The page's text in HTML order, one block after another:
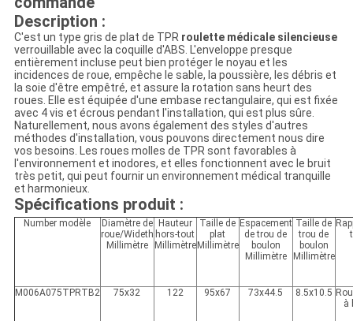
Description :
C'est un type gris de plat de TPR roulette médicale silencieuse
verrouillable avec la coquille d'ABS. L'enveloppe presque
entièrement incluse peut bien protéger le noyau et les
incidences de roue, empêche le sable, la poussière, les débris et
la soie d'être empêtré, et assure la rotation sans heurt des
roues. Elle est équipée d'une embase rectangulaire, qui est fixée
avec 4 vis et écrous pendant l'installation, qui est plus sûre.
Naturellement, nous avons également des styles d'autres
méthodes d'installation, vous pouvons directement nous dire
vos besoins. Les roues molles de TPR sont favorables à
l'environnement et inodores, et elles fonctionnent avec le bruit
très petit, qui peut fournir un environnement médical tranquille
et harmonieux.
Spécifications produit :
Number modèle
Diamètre de
roue/Wideth
Millimètre
Hauteur
hors-tout
Millimètre
Taille de
plat
Millimètre
Espacement
de trou de
boulon
Millimètre
Taille de
trou de
boulon
Millimètre
M006A075TPRTB2 75x32 122 95x67 73x44.5 8.5x10.5
à